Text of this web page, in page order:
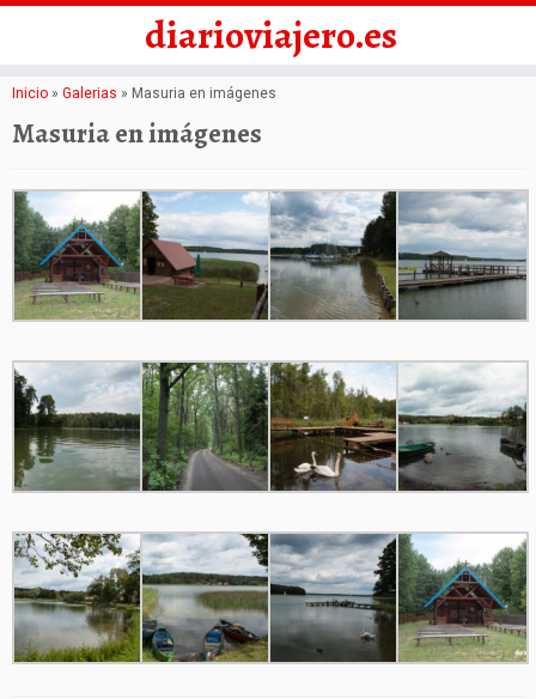
Saltar
al
diarioviajero.es
Inicio » Galerias » Masuria en imágenes
Masuria en imágenes